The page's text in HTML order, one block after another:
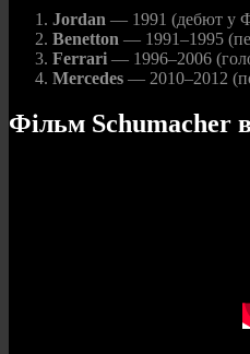
Jordan — 1991 (дебют у
Benetton — 1991–1995
Ferrari — 1996–2006
Mercedes — 2010–2012
Фільм Schumacher